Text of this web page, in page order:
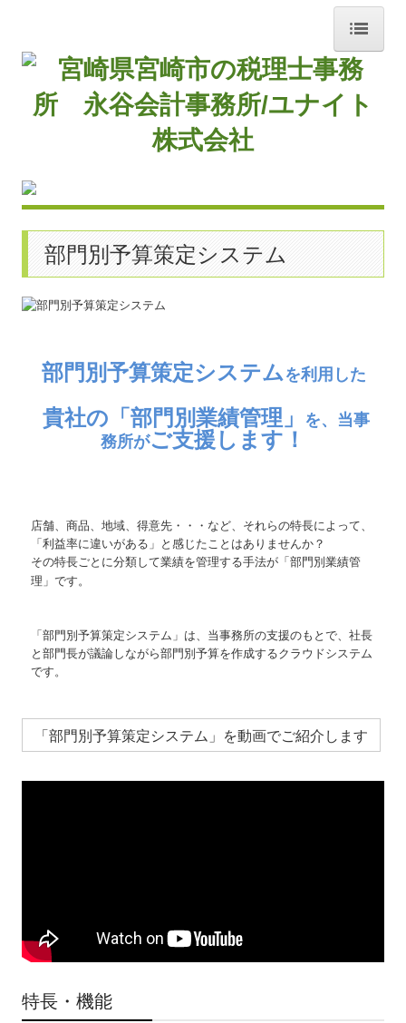
ホーム
お知らせ
経営理念
交通案内
業務案内
関連リンク
お問合せ
FX4クラウド
補助金・助成金・融資情報
関与先向け融資商品ご紹介
経営者お役立ち情報
個人情報保護方針
早期経営改善計画の策定支援
部門別予算策定システム
部門別予算策定システム を利用した
貴社の 「部門別業績管理」 を、 当事
務所がご支援します！
店舗、商品、地域、得意先・・・など、それらの特長によって、
「利益率に違いがある」と感じたことはありませんか？
その特長ごとに分類して業績を管理する手法が「部門別業績管
理」です。
「部門別予算策定システム」は、当事務所の支援のもとで、社長
と部門長が議論しながら部門別予算を作成するクラウドシステム
です。
「部門別予算策定システム」を動画でご紹介します
特長・機能